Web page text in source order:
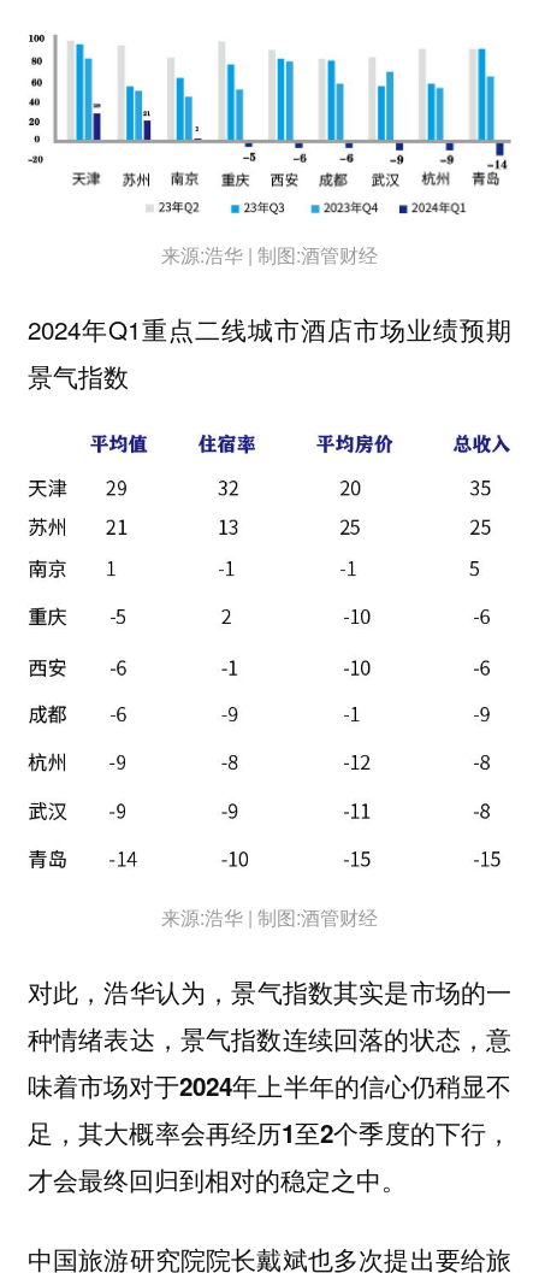
来源:浩华 | 制图:酒管财经
2024年Q1重点二线城市酒店市场业绩预期
景气指数
来源:浩华 | 制图:酒管财经
对此，浩华认为，景气指数其实是市场的一
种情绪表达，景气指数连续回落的状态，意
味着市场对于2024年上半年的信心仍稍显不
足，其大概率会再经历1至2个季度的下行，
才会最终回归到相对的稳定之中。
中国旅游研究院院长戴斌也多次提出要给旅